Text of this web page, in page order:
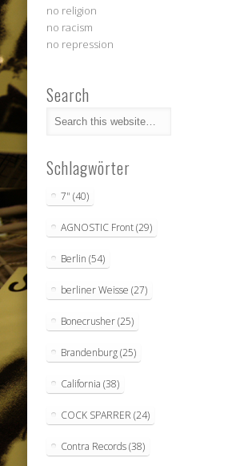
no religion
no racism
no repression
Search
Schlagwörter
7" (40)
AGNOSTIC Front(29)
Berlin (54)
berliner Weisse (27)
Bonecrusher(25)
Brandenburg(25)
California (38)
COCK SPARRER (24)
Contra Records(38)